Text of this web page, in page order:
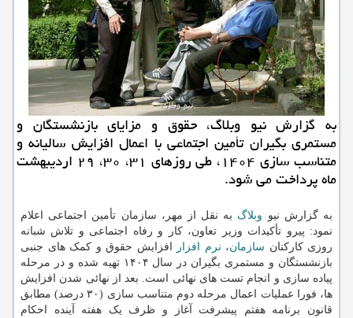
به گزارش نیو وبلاگ، حقوق و مزایای بازنشستگان و
مستمری بگیران تأمین اجتماعی با اعمال افزایش سالیانه و
متناسب سازی ۱۴۰۴، طی روزهای ۳۱، ۳۰، ۲۹ اردیبهشت
ماه پرداخت می شود.
به گزارش نیو وبلاگ به نقل از مهر، سازمان تأمین اجتماعی اعلام
نمود: پیرو تأکیدات وزیر تعاون، کار و رفاه اجتماعی و تلاش شبانه
روزی کارکنان سازمان، نرم افزار
افزایش حقوق و کمک های جنبی
بازنشستگان و مستمری بگیران در سال ۱۴۰۴ تهیه شده و در مرحله
پیاده سازی و انجام تست های نهائی است. بعد از نهائی شدن افزایش
ها، فورا عملیات اعمال مرحله دوم متناسب سازی (۳۰ درصد) مطابق
قانون برنامه هفتم پیشرفت آغاز و ظرف یک هفته آینده احکام